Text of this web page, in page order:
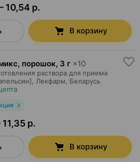
10,54 р.
В корзину
порошок, 3 г ×10
раствора для приема
Лекфарм , Беларусь
р.
В корзину